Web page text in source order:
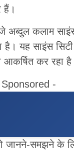
हैं।
अब्दुल कलाम
यह साइंस
कर रहा
-
को जानने-समझने